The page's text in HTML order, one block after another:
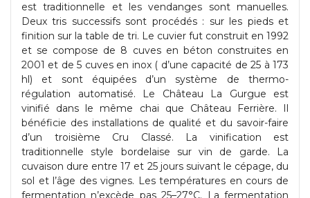
est traditionnelle et les vendanges sont manuelles.
Deux tris successifs sont procédés : sur les pieds et
finition sur la table de tri. Le cuvier fut construit en 1992
et se compose de 8 cuves en béton construites en
2001 et de 5 cuves en inox ( d’une capacité de 25 à 173
hl) et sont équipées d’un système de thermo-
régulation automatisé. Le Château La Gurgue est
vinifié dans le même chai que Château Ferrière. Il
bénéficie des installations de qualité et du savoir-faire
d’un troisième Cru Classé. La vinification est
traditionnelle style bordelaise sur vin de garde. La
cuvaison dure entre 17 et 25 jours suivant le cépage, du
sol et l’âge des vignes. Les températures en cours de
fermentation n’excède pas 25–27°C. La fermentation